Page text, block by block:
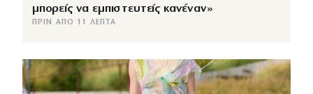
μπορείς να εμπιστευτείς κανέναν»
ΠΡΙΝ ΑΠΌ 11 ΛΕΠΤΆ